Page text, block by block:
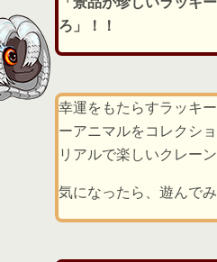
ろ」！！
幸運をもたらすラッキ
ーアニマルをコレクショ
リアルで楽しいクレーン
気になったら、遊んでみ